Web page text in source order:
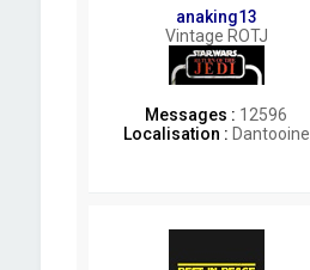
anaking13
Vintage ROTJ
Messages : 12596
Localisation : Dantooine